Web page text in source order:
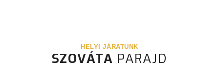
HELYI JÁRATUNK
SZOVÁTA PARAJD